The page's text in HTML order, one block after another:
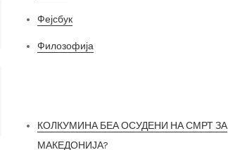
Фејсбук
Филозофија
КОЛКУМИНА БЕА ОСУДЕНИ НА СМРТ ЗА
МАКЕДОНИЈА?